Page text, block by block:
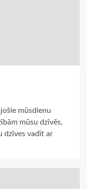
mūsdienu
mūsu dzīvēs,
dzīves vadīt ar